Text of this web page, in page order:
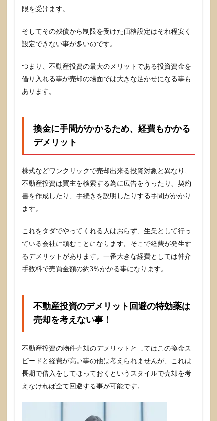
限を受けます。
そしてその残債から制限を受けた価格設定はそれ程安く
設定できない事が多いのです。
つまり、不動産投資の最大のメリットである投資資金を
借り入れる事が売却の場面では大きな足かせになる事も
あります。
換金に手間がかかるため、経費もかかる
デメリット
株式などワンクリックで売却出来る投資対象と異なり、
不動産投資は買主を検索する為に広告をうったり、契約
書を作成したり、手続きを説明したりする手間がかかり
ます。
これをタダでやってくれる人はおらず、生業として行っ
ている会社に頼むことになります。そこで経費が発生す
るデメリットがあります。一番大きな経費としては仲介
手数料で売買金額の約3％かかる事になります。
不動産投資のデメリット回避の特効薬は
売却を考えない事！
不動産投資の物件売却のデメリットとしてはこの換金ス
ピードと経費が高い事の他は考えられませんが、これは
長期で借入をしてほっておくというスタイルで売却を考
えなければ全て回避する事が可能です。